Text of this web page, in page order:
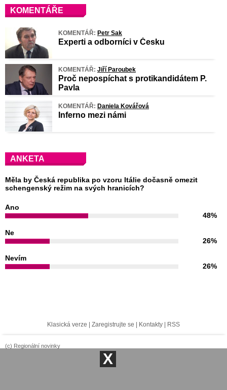
KOMENTÁŘE
KOMENTÁŘ: Petr Sak
Experti a odborníci v Česku
KOMENTÁŘ: Jiří Paroubek
Proč nepospíchat s protikandidátem P.
Pavla
KOMENTÁŘ: Daniela Kovářová
Inferno mezi námi
ANKETA
Měla by Česká republika po vzoru Itálie dočasně omezit
schengenský režim na svých hranicích?
Ano
48%
Ne
26%
Nevím
26%
Klasická verze | Zaregistrujte se | Kontakty | RSS
(c) Regionální novinky
X